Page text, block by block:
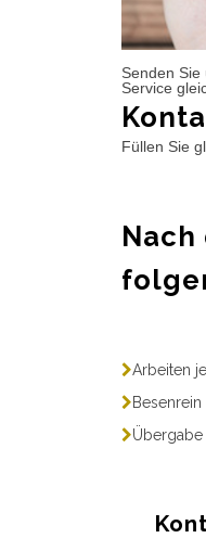
Senden
Service
Füllen Sie
Arbeiten
Besenrein